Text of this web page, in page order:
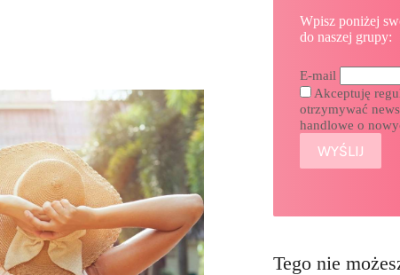
Wpisz poniżej
do naszej grupy:
E-mail
Akceptuję
otrzymywać
handlowe o
Tego nie